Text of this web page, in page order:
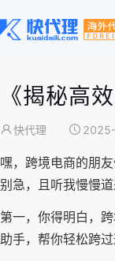
《揭秘高
快代理
嘿，跨境电商的朋
别急，且听我慢慢道
第一，你得明白，
助手，帮你轻松跨过